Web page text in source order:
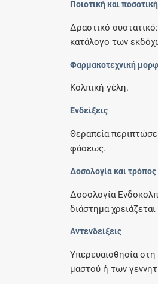
Ποιοτική και
Δραστικό
κατάλογο των
Φαρμακοτεχνική
Κολπική γέλη.
Ενδείξεις
Θεραπεία
φάσεως.
Δοσολογία και
Δοσολογία
διάστημα
Αντενδείξεις
Υπερευαισθησία
μαστού ή των